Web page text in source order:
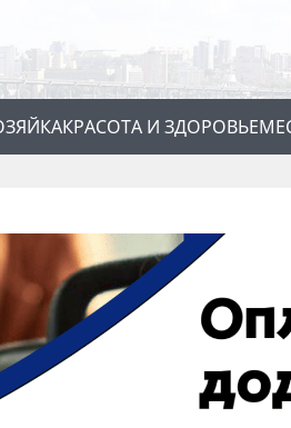
КРАСОТА И ЗДОРОВЬЕ